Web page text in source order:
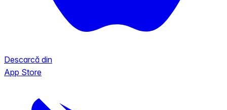
Descarcă din
App Store